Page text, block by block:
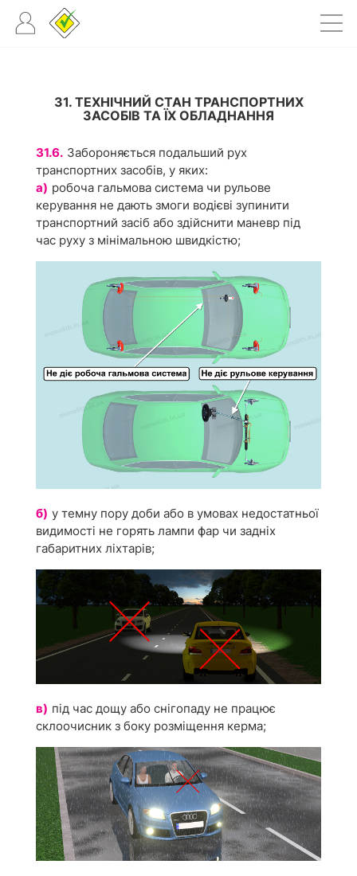
31. ТЕХНІЧНИЙ СТАН ТРАНСПОРТНИХ
ЗАСОБІВ ТА ЇХ ОБЛАДНАННЯ
31.6. Забороняється подальший рух
транспортних засобів, у яких:
а) робоча гальмова система чи рульове
керування не дають змоги водієві зупинити
транспортний засіб або здійснити маневр під
час руху з мінімальною швидкістю;
б) у темну пору доби або в умовах недостатньої
видимості не горять лампи фар чи задніх
габаритних ліхтарів;
в) під час дощу або снігопаду не працює
склоочисник з боку розміщення керма;